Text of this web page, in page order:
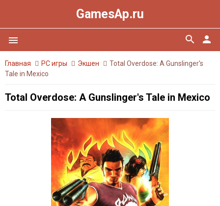
GamesAp.ru
menu person
search
Главная PC игры Экшен
Total Overdose: A Gunslinger's
Tale in Mexico
Total Overdose: A Gunslinger's Tale in Mexico